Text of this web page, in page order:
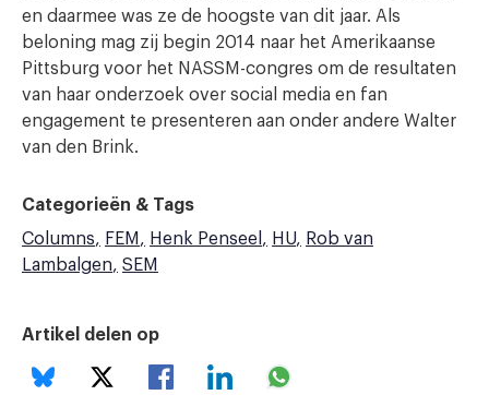
en daarmee was ze de hoogste van dit jaar. Als
beloning mag zij begin 2014 naar het Amerikaanse
Pittsburg voor het NASSM-congres om de resultaten
van haar onderzoek over social media en fan
engagement te presenteren aan onder andere Walter
van den Brink.
Categorieën & Tags
Columns
FEM Henk Penseel HU
Rob van
Lambalgen
SEM
Artikel delen op